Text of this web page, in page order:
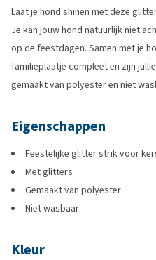
Laat je hond shinen met deze
Je kan jouw hond natuurlijk niet
op de feestdagen. Samen met je
familieplaatje compleet en zijn
gemaakt van polyester en niet
Eigenschappen
Feestelijke glitter strik voor
Met glitters
Gemaakt van polyester
Niet wasbaar
Kleur